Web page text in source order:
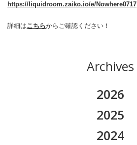
https://liquidroom.zaiko.io/e/Nowhere0717
詳細はこちらからご確認ください！
Archives
2026
2026.08
2026.07
2025
2025.11
2024